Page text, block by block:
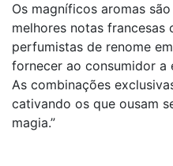
Os magníficos aromas
melhores notas
perfumistas de renome
fornecer ao consumidor a
As combinações
cativando os que ousam
magia.”